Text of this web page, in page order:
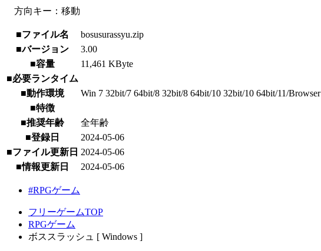
方向キー：移動
■ファイル名
bosusurassyu.zip
■バージョン
3.00
■容量
11,461 KByte
■必要ランタイム
■動作環境
Win 7 32bit/7 64bit/8 32bit/8 64bit/10 32bit/10 64bit/11/Browser
■特徴
■推奨年齢
全年齢
■登録日
2024-05-06
■ファイル更新日 2024-05-06
■情報更新日
2024-05-06
#RPGゲーム
フリーゲームTOP
RPGゲーム
ボススラッシュ [ Windows ]